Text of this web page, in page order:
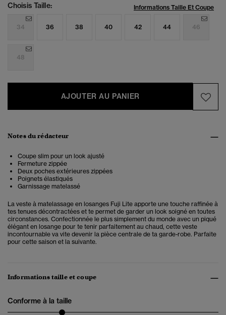
Choisis Taille: Informations Taille Et Coupe
34 36 38 40 42 44 46
48
AJOUTER AU PANIER
Notes du rédacteur
Coupe slim pour un look ajusté
Fermeture zippée
Deux poches extérieures zippées
Poignets élastiqués
Garnissage matelassé
La veste à matelassage en losanges Fuji Lite apporte une touche raffinée à
tes tenues décontractées et te permet de garder un look soigné en toutes
circonstances. Confectionnée le plus simplement du monde avec un piqué
élégant en losange pour te tenir parfaitement au chaud, cette veste
incontournable va vite devenir la pièce centrale de ta garde-robe. Parfaite
pour cette saison et la suivante.
Informations taille et coupe
Conforme à la taille